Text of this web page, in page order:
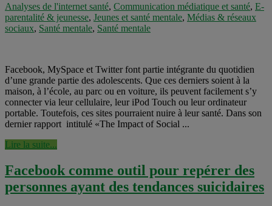
Analyses de l'internet santé, Communication médiatique et santé, E-
parentalité & jeunesse, Jeunes et santé mentale, Médias & réseaux
sociaux, Santé mentale, Santé mentale
Facebook, MySpace et Twitter font partie intégrante du quotidien
d’une grande partie des adolescents. Que ces derniers soient à la
maison, à l’école, au parc ou en voiture, ils peuvent facilement s’y
connecter via leur cellulaire, leur iPod Touch ou leur ordinateur
portable. Toutefois, ces sites pourraient nuire à leur santé. Dans son
dernier rapport intitulé «The Impact of Social ...
Lire la suite...
Facebook comme outil pour repérer des
personnes ayant des tendances suicidaires